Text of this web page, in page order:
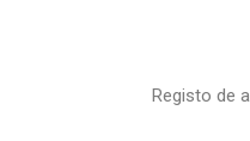
Registo de